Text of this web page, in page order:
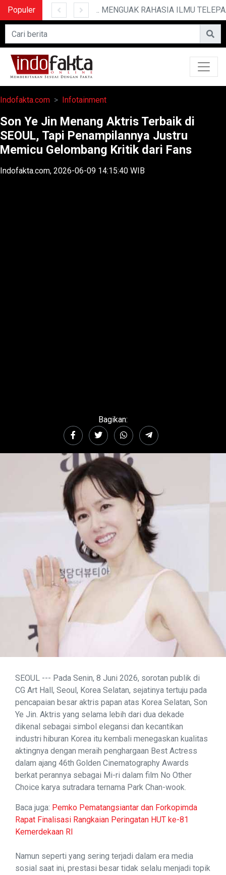
Populer MENGUAK RAHASIA ILMU TELEPATI
Indofakta.com Infotainment
Son Ye Jin Menang Aktris Terbaik di
SEOUL, Tapi Penampilannya Justru
Memicu Gelombang Kritik dari Fans
Indofakta.com, 2026-06-09 14:15:40 WIB
Bagikan:
SEOUL --- Pada Senin, 8 Juni 2026, sorotan publik di
CG Art Hall, Seoul, Korea Selatan, sejatinya tertuju pada
pencapaian besar aktris papan atas Korea Selatan, Son
Ye Jin. Aktris yang selama lebih dari dua dekade
dikenal sebagai simbol elegansi dan kecantikan
industri hiburan Korea itu kembali menegaskan kualitas
aktingnya dengan meraih penghargaan Best Actress
dalam ajang 46th Golden Cinematography Awards
berkat perannya sebagai Mi-ri dalam film No Other
Choice karya sutradara ternama Park Chan-wook.
Baca juga: Pemko Pematangsiantar dan Forkopimda
Rapat Finalisasi Rangkaian Peringatan HUT ke-81
Kemerdekaan RI
Namun seperti yang sering terjadi dalam era media
sosial saat ini, prestasi besar tidak selalu menjadi topik